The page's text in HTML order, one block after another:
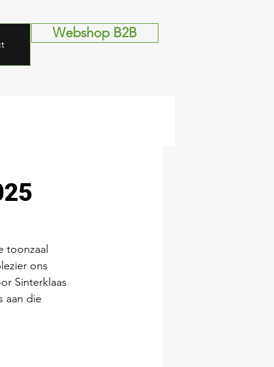
Webshop B2B
toonzaal
ons
Sinterklaas
aan die